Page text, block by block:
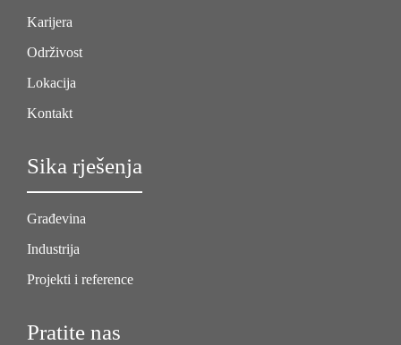
Karijera
Održivost
Lokacija
Kontakt
Sika rješenja
Građevina
Industrija
Projekti i reference
Pratite nas